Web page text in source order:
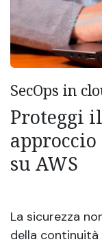
SecOps in
Proteggi
su AWS
La sicurezza
della